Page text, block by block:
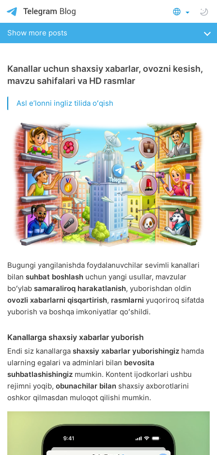
Show more posts
Kanallar uchun shaxsiy xabarlar, ovozni kesish,
mavzu sahifalari va HD rasmlar
Asl eʼlonni ingliz tilida oʻqish
Bugungi yangilanishda foydalanuvchilar sevimli kanallari
bilan suhbat boshlash uchun yangi usullar, mavzular
boʻylab samaraliroq harakatlanish, yuborishdan oldin
ovozli xabarlarni qisqartirish, rasmlarni yuqoriroq sifatda
yuborish va boshqa imkoniyatlar qoʻshildi.
Kanallarga shaxsiy xabarlar yuborish
Endi siz kanallarga shaxsiy xabarlar yuborishingiz hamda
ularning egalari va adminlari bilan bevosita
suhbatlashishingiz mumkin. Kontent ijodkorlari ushbu
rejimni yoqib, obunachilar bilan shaxsiy axborotlarini
oshkor qilmasdan muloqot qilishi mumkin.